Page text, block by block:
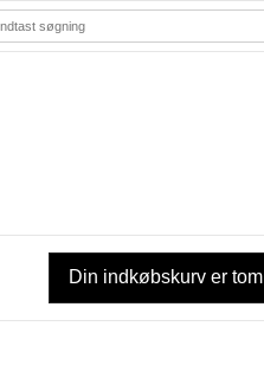
Din indkøbskurv er tom